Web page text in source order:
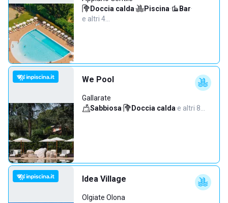
Doccia calda· Piscina· Bar·
e altri 4…
We Pool
Gallarate
Sabbiosa· Doccia calda·e altri 8…
Idea Village
Olgiate Olona